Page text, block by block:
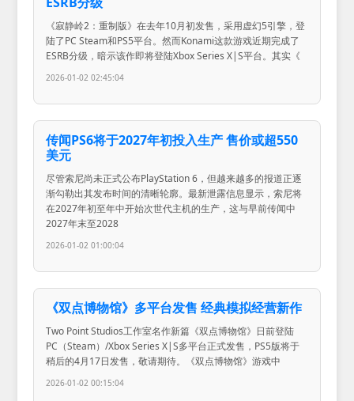
《寂静岭2：重制版》在去年10月初发售，采用虚幻5引擎，登
陆了PC Steam和PS5平台。然而Konami这款游戏近期完成了
ESRB分级，暗示该作即将登陆Xbox Series X|S平台。其实《
2026-01-02 02:45:04
传闻PS6将于2027年初投入生产 售价或超550
美元
尽管索尼尚未正式公布PlayStation 6，但越来越多的报道正逐
渐勾勒出其发布时间的清晰轮廓。最新泄露信息显示，索尼将
在2027年初至年中开始次世代主机的生产，这与早前传闻中
2027年末至2028
2026-01-02 01:00:04
《双点博物馆》多平台发售 经典模拟经营新作
Two Point Studios工作室名作新篇《双点博物馆》日前登陆
PC（Steam）/Xbox Series X|S多平台正式发售，PS5版将于
稍后的4月17日发售，敬请期待。《双点博物馆》游戏中
2026-01-02 00:15:04